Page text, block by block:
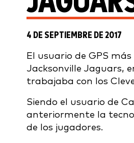
4 DE SEPTIEMBRE DE 2017
El usuario de GPS
Jacksonville Jaguars,
trabajaba con los
Siendo el usuario de
anteriormente la
de los jugadores.